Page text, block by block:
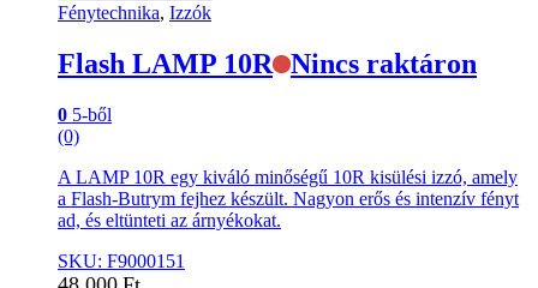
Fénytechnika, Izzók
Flash LAMP 10R Nincs raktáron
0 5-ből
(0)
A LAMP 10R egy kiváló minőségű 10R kisülési izzó, amely
a Flash-Butrym fejhez készült. Nagyon erős és intenzív fényt
ad, és eltünteti az árnyékokat.
SKU: F9000151